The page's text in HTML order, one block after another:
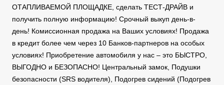
ОТАПЛИВАЕМОЙ ПЛОЩАДКЕ, сделать ТЕСТ-ДРАЙВ и
получить полную информацию! Срочный выкуп день-в-
день! Комиссионная продажа на Ваших условиях! Продажа
в кредит более чем через 10 Банков-партнеров на особых
условиях! Приобретение автомобиля у нас – это БЫСТРО,
ВЫГОДНО и БЕЗОПАСНО! Центральный замок, Подушки
безопасности (SRS водителя), Подогрев сидений (Подогрев